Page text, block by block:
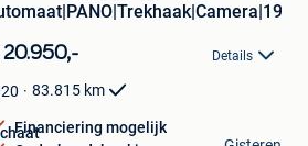
Details
83.815 km
Financiering mogelijk